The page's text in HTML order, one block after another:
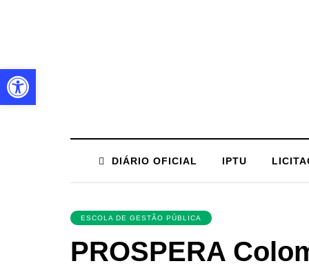
DIÁRIO OFICIAL IPTU
ESCOLA DE GESTÃO PÚBLICA
PROSPERA
Barra de Ferramentas Aberta